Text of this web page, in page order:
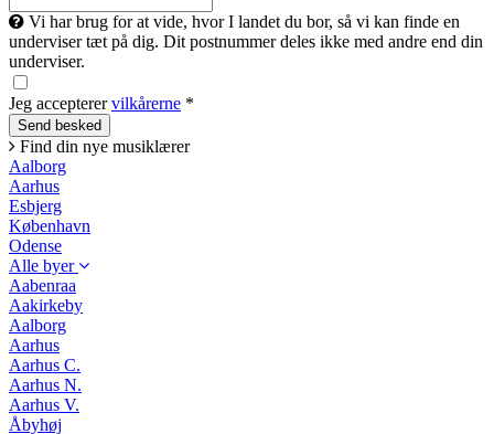
Vi har brug for at vide, hvor I landet du bor, så vi kan finde en
underviser tæt på dig. Dit postnummer deles ikke med andre end din
underviser.
Jeg accepterervilkårerne *
Find din nye musiklærer
Aalborg
Aarhus
Esbjerg
København
Odense
Alle byer
Aabenraa
Aakirkeby
Aalborg
Aarhus
Aarhus C.
Aarhus N.
Aarhus V.
Åbyhøj